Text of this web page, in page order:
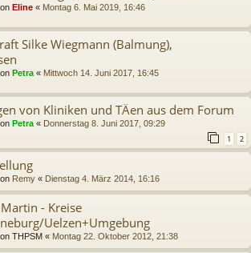
Eline « Montag 6. Mai 2019, 16:46
Silke Wiegmann (Balmung),
Petra « Mittwoch 14. Juni 2017, 16:45
von Kliniken und TÄen aus dem Forum
Petra « Donnerstag 8. Juni 2017, 09:29
1 2
Remy « Dienstag 4. März 2014, 16:16
- Kreise
Uelzen+Umgebung
THPSM « Montag 22. Oktober 2012, 21:38